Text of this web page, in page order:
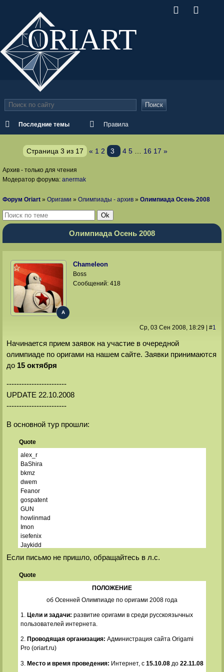
ORIART
Последние темы Правила
Поиск
Страница 3 из 17 « 1 2 3 4 5 16 17 »
Архив - только для чтения
Модератор форума: anermak
Форум Oriart » Оригами » Олимпиады - архив » Олимпиада Осень 2008
Олимпиада Осень 2008
Chameleon
A
Boss
Сообщений:418
Ср, 03 Сен 2008, 18:29 #1
Начинается прием заявок на участие в очередной
олимпиаде по оригами на нашем сайте. Заявки принимаются
до 15 октября
------------------------
UPDATE 22.10.2008
------------------------
В основной тур прошли:
Quote
alex_r
BaShira
bkmz
dwem
Feanor
gospatent
GUN
howlinmad
Imon
isefenix
Jaykidd
LW
lysithea
Shadow
Tararasik
usta63
WC
yoghurt
Yumiko
Если письмо не пришло, обращайтесь в л.с.
Quote
ПОЛОЖЕНИЕ
об Осенней Олимпиаде по оригами 2008 года
1. Цели и задачи: развитие оригами в среди русскоязычных
пользователей интернета.
2. Проводящая организация: Администрация сайта Origami
Pro (oriart.ru)
3. Место и время проведения: Интернет, с 15.10.08до 22.11.08